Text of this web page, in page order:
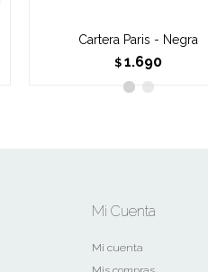
Cartera Paris - Negra
$ 1.690
Mi Cuenta
Mi cuenta